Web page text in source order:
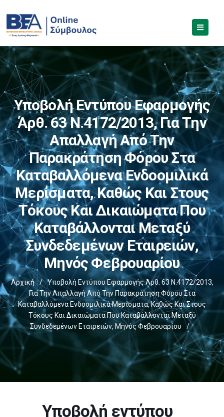
Υποβολή Εντύπου Εφαρμογής
Άρθ. 63 Ν.4172/2013, Για Την
Απαλλαγή Από Την
Παρακράτηση Φόρου Στα
Καταβαλλόμενα Ενδοομιλικά
Μερίσματα, Καθώς Και Στους
Τόκους Και Δικαιώματα Που
Καταβάλλονται Μεταξύ
Συνδεδεμένων Εταιρειών,
Μηνός Φεβρουαρίου
Αρχική /
Υποβολή Εντύπου Εφαρμογής Άρθ. 63 Ν.4172/2013,
Για Την Απαλλαγή Από Την Παρακράτηση Φόρου Στα
Καταβαλλόμενα Ενδοομιλικά Μερίσματα, Καθώς Και Στους
Τόκους Και Δικαιώματα Που Καταβάλλονται Μεταξύ
Συνδεδεμένων Εταιρειών, Μηνός Φεβρουαρίου
/
Υποβολή εντύπου